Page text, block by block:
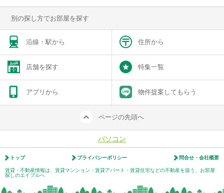
別の探し方でお部屋を探す
沿線・駅から 住所から
店舗を探す 特集一覧
アプリから 物件提案してもらう
ページの先頭へ
パソコン
トップ プライバシーポリシー 問合せ・会社概要
賃貸・不動産情報は、賃貸マンション・賃貸アパート・賃貸住宅などの不動産を扱う、お部屋
探しのエイブルへ